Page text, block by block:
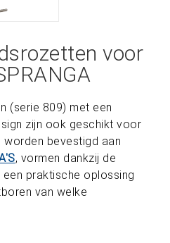
voor
(serie 809) met een
zijn ook geschikt voor
worden bevestigd aan
, vormen dankzij de
praktische oplossing
van welke